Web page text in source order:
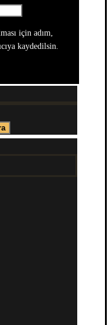
için adım,
kaydedilsin.